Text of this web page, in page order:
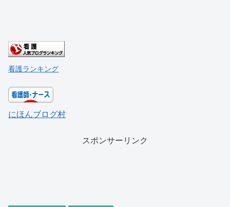
看護ランキング
にほんブログ村
スポンサーリンク